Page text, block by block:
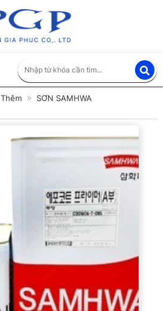
Thêm
SƠN SAMHWA